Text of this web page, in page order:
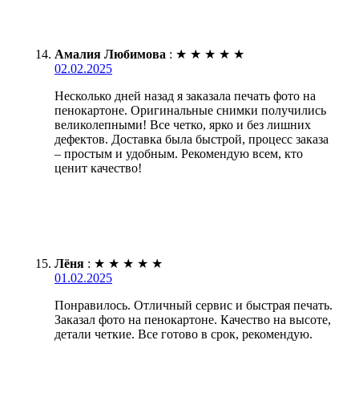
Амалия Любимова : ★ ★ ★ ★ ★
02.02.2025
Несколько дней назад я заказала печать фото на
пенокартоне. Оригинальные снимки получились
великолепными! Все четко, ярко и без лишних
дефектов. Доставка была быстрой, процесс заказа
– простым и удобным. Рекомендую всем, кто
ценит качество!
Лёня : ★ ★ ★ ★ ★
01.02.2025
Понравилось. Отличный сервис и быстрая печать.
Заказал фото на пенокартоне. Качество на высоте,
детали четкие. Все готово в срок, рекомендую.